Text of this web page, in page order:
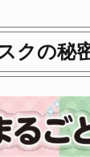
クの秘